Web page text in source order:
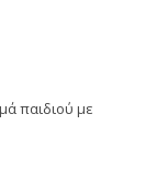
παιδιού με